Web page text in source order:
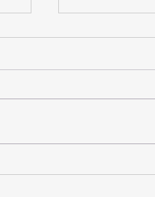
Diagnósticos